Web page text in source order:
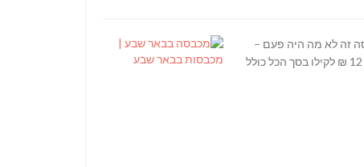
זה לא מה היה פעם –
פריטים ייחודיים או בתי עסקים בלבד. משקי בית רבים למדו לעשות חשבון מאוד פשוט. המחיר לק”ג כביסה במכבסת באר שבע עומד על 12 ₪ לקילו בסך הכל כולל